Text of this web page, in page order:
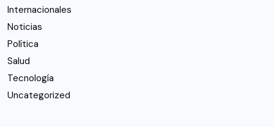
Internacionales
Noticias
Política
Salud
Tecnología
Uncategorized